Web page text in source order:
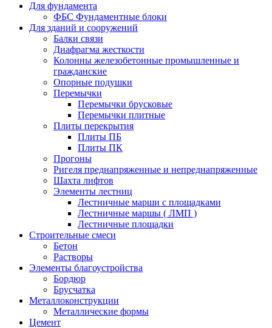
Для фундамента
ФБС Фундаментные блоки
Для зданий и сооружений
Балки связи
Диафрагма жесткости
Колонны железобетонные промышленные и
гражданские
Опорные подушки
Перемычки
Перемычки брусковые
Перемычки плитные
Плиты перекрытия
Плиты ПБ
Плиты ПК
Прогоны
Ригеля преднапряженные и непреднапряженные
Шахта лифтов
Элементы лестниц
Лестничные марши с площадками
Лестничные маршы ( ЛМП )
Лестничные площадки
Строительные смеси
Бетон
Растворы
Элементы благоустройства
Бордюр
Брусчатка
Металлоконструкции
Металлические формы
Цемент